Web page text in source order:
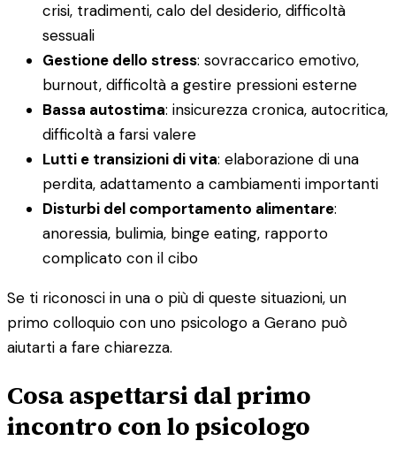
crisi, tradimenti, calo del desiderio, difficoltà
sessuali
Gestione dello stress: sovraccarico emotivo,
burnout, difficoltà a gestire pressioni esterne
Bassa autostima: insicurezza cronica, autocritica,
difficoltà a farsi valere
Lutti e transizioni di vita: elaborazione di una
perdita, adattamento a cambiamenti importanti
Disturbi del comportamento alimentare:
anoressia, bulimia, binge eating, rapporto
complicato con il cibo
Se ti riconosci in una o più di queste situazioni, un
primo colloquio con uno psicologo a Gerano può
aiutarti a fare chiarezza.
Cosa aspettarsi dal primo
incontro con lo psicologo